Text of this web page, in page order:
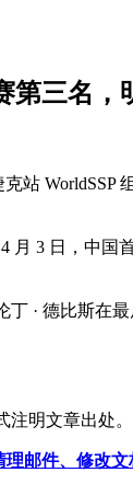
第三名，
站
3 日，中
· 德比斯
明文章出处。
理邮件、修改文